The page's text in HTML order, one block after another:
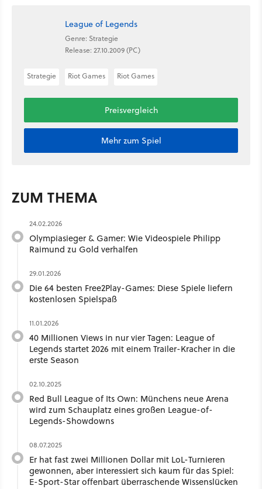
League of Legends
Genre: Strategie
Release: 27.10.2009 (PC)
Strategie Riot Games Riot Games
Preisvergleich
Mehr zum Spiel
ZUM THEMA
24.02.2026
Olympiasieger & Gamer: Wie Videospiele Philipp
Raimund zu Gold verhalfen
29.01.2026
Die 64 besten Free2Play-Games: Diese Spiele liefern
kostenlosen Spielspaß
11.01.2026
40 Millionen Views in nur vier Tagen: League of
Legends startet 2026 mit einem Trailer-Kracher in die
erste Season
02.10.2025
Red Bull League of Its Own: Münchens neue Arena
wird zum Schauplatz eines großen League-of-
Legends-Showdowns
08.07.2025
Er hat fast zwei Millionen Dollar mit LoL-Turnieren
gewonnen, aber interessiert sich kaum für das Spiel:
E-Sport-Star offenbart überraschende Wissenslücken